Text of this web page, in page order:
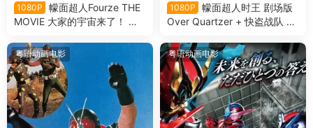
1080P
幪面超人Fourze THE
MOVIE 大家的宇宙来了！ 假
家的宇宙來了!粤语版
1080P
幪面超人时王 剧场版
Over Quartzer + 快盗战队 鲁
en film粤语版
粤语动画电影 粤语动画电影